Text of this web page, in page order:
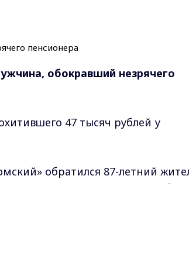
обокравший незрячего
47 тысяч рублей у
обратился 87-летний
организации, сообщил,